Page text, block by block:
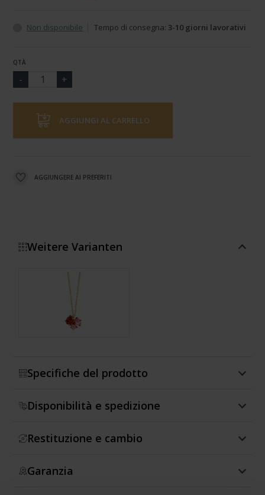
Non disponibile Tempo di consegna: 3-10 giorni lavorativi
QTÀ
AGGIUNGI AL CARRELLO
AGGIUNGERE AI PREFERITI
Weitere Varianten
Specifiche del prodotto
Disponibilità e spedizione
Restituzione e cambio
Garanzia